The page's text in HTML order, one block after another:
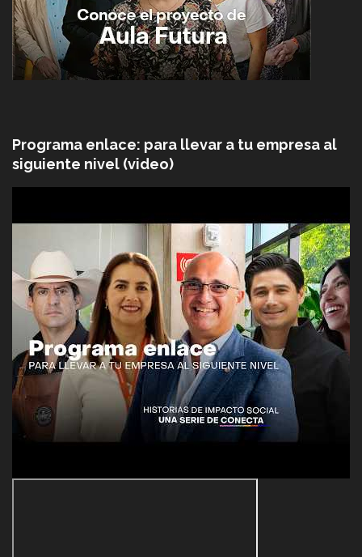
Programa enlace: para llevar a tu empresa al
siguiente nivel (video)